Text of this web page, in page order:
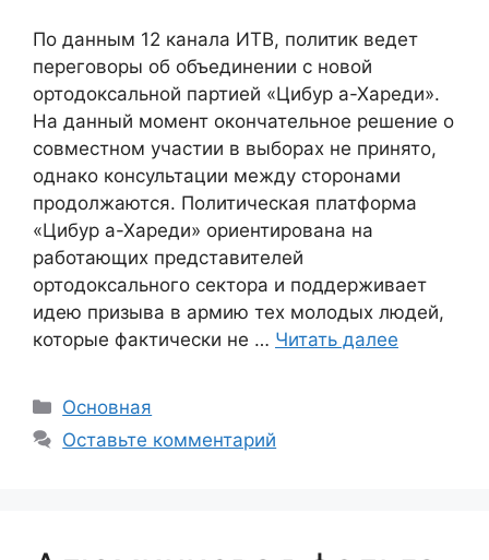
По данным 12 канала ИТВ, политик ведет
переговоры об объединении с новой
ортодоксальной партией «Цибур а-Хареди».
На данный момент окончательное решение о
совместном участии в выборах не принято,
однако консультации между сторонами
продолжаются. Политическая платформа
«Цибур а-Хареди» ориентирована на
работающих представителей
ортодоксального сектора и поддерживает
идею призыва в армию тех молодых людей,
которые фактически не … Читать далее
Рубрики
Основная
Оставьте комментарий